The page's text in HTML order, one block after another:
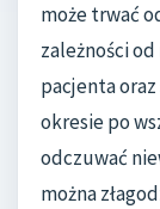
może trwać
zależności
pacjenta
okresie po
odczuwać
można